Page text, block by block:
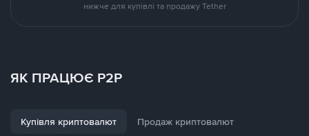
нижче для купівлі та продажу Tether
ЯК ПРАЦЮЄ P2P
Купівля криптовалют Продаж криптовалют